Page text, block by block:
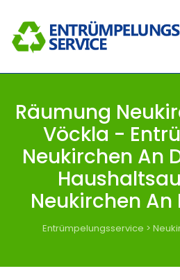
Räumung
Vöckla -
Neukirchen An
Neukirchen An
Entrümpelungsservice >